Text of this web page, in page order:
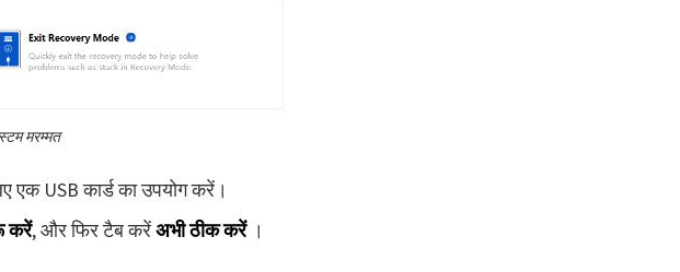
मरम्मत
USB कार्ड का उपयोग करें।
करें, और फिर टैब करेंअभी ठीक करें ।